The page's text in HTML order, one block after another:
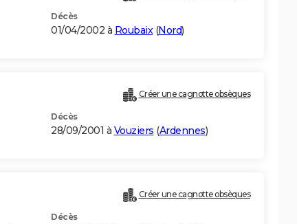
Décès
01/04/2002 à Roubaix(Nord)
Créer une cagnotte obsèques
Décès
28/09/2001 à Vouziers (Ardennes)
Créer une cagnotte obsèques
Décès